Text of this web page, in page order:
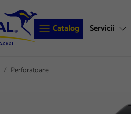
Catalog Servicii
Perforatoare